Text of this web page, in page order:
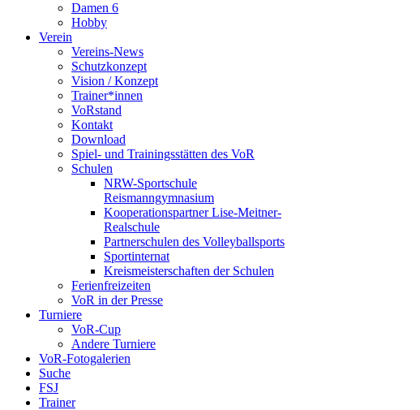
Damen 6
Hobby
Verein
Vereins-News
Schutzkonzept
Vision / Konzept
Trainer*innen
VoRstand
Kontakt
Download
Spiel- und Trainingsstätten des VoR
Schulen
NRW-Sportschule
Reismanngymnasium
Kooperationspartner Lise-Meitner-
Realschule
Partnerschulen des Volleyballsports
Sportinternat
Kreismeisterschaften der Schulen
Ferienfreizeiten
VoR in der Presse
Turniere
VoR-Cup
Andere Turniere
VoR-Fotogalerien
Suche
FSJ
Trainer